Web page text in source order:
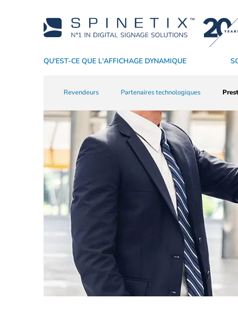
QU'EST-CE QUE L'AFFICHAGE DYNAMIQUE
Pourquoi choisir SpinetiX Véritable affichage
Par industrie Par application Nos réussites
Players CMS Logiciel Widgets
Formation Support Ressources commerciales
Revendeurs Partenaires technologiques